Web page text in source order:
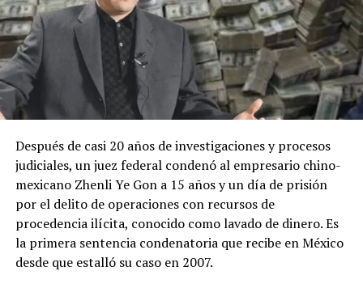
Después de casi 20 años de investigaciones y procesos
judiciales, un juez federal condenó al empresario chino-
mexicano Zhenli Ye Gon a 15 años y un día de prisión
por el delito de operaciones con recursos de
procedencia ilícita, conocido como lavado de dinero. Es
la primera sentencia condenatoria que recibe en México
desde que estalló su caso en 2007.